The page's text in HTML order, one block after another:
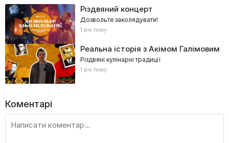
Різдвяний концерт
Дозвольте заколядувати!
1 рік тому
Реальна історія з Акімом Галімовим
Різдвяні кулінарні традиції
1 рік тому
Коментарі